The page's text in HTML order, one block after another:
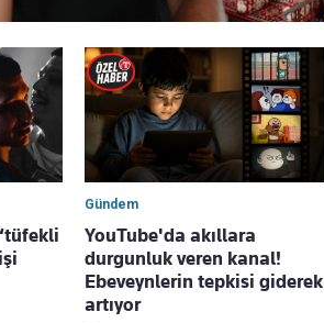
Gündem
YouTube'da akıllara
durgunluk veren kanal!
Ebeveynlerin tepkisi giderek
artıyor